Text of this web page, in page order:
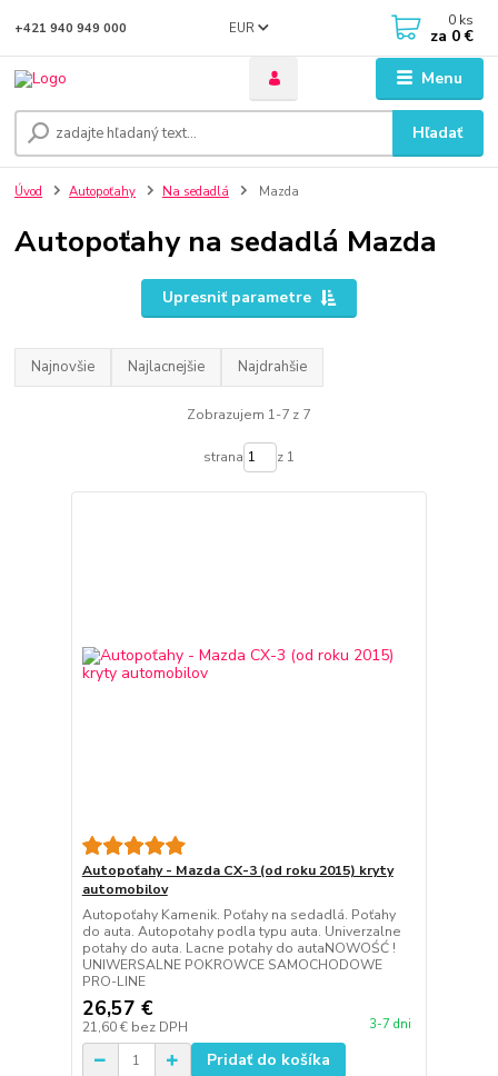
Menu
EUR
Hľadať
+421 940 949 000 0 ks
za 0 €
Úvod Autopoťahy Na sedadlá Mazda
Autopoťahy na sedadlá Mazda
Upresniť parametre
Najnovšie Najlacnejšie Najdrahšie
Zobrazujem 1-7 z 7
strana z 1
Autopoťahy - Mazda CX-3 (od roku 2015) kryty
automobilov
Autopoťahy Kamenik. Poťahy na sedadlá. Poťahy
do auta. Autopotahy podla typu auta. Univerzalne
potahy do auta. Lacne potahy do autaNOWOŚĆ !
UNIWERSALNE POKROWCE SAMOCHODOWE
PRO-LINE
26,57 €
21,60 € bez DPH 3-7 dni
Pridať do košíka